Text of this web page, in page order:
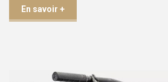
En savoir +